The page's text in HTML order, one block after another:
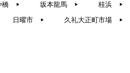
橋 ▶︎ 坂本龍馬 ▶︎ 桂浜 ▶︎
日曜市 ▶︎ 久礼大正町市場 ▶︎